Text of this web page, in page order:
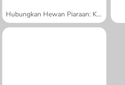
Hubungkan Hewan Piaraan: Klasik